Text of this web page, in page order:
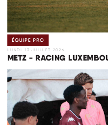
ÉQUIPE PRO
LUNDI 13 JUILLET 2026
METZ - RACING